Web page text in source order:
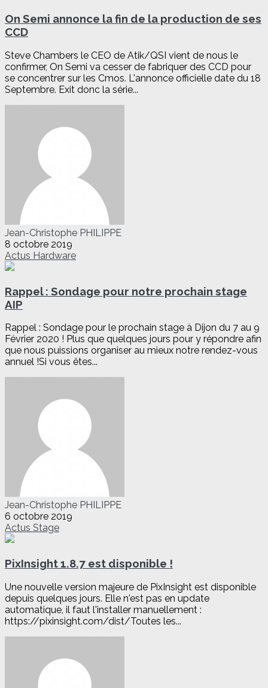
On Semi annonce la fin de la production de ses
CCD
Steve Chambers le CEO de Atik/QSI vient de nous le
confirmer, On Semi va cesser de fabriquer des CCD pour
se concentrer sur les Cmos. L'annonce officielle date du 18
Septembre. Exit donc la série...
Jean-Christophe PHILIPPE
8 octobre 2019
Actus Hardware
Rappel : Sondage pour notre prochain stage
AIP
Rappel : Sondage pour le prochain stage à Dijon du 7 au 9
Février 2020 ! Plus que quelques jours pour y répondre afin
que nous puissions organiser au mieux notre rendez-vous
annuel !Si vous êtes...
Jean-Christophe PHILIPPE
6 octobre 2019
Actus Stage
PixInsight 1.8.7 est disponible !
Une nouvelle version majeure de PixInsight est disponible
depuis quelques jours. Elle n'est pas en update
automatique, il faut l'installer manuellement :
https://pixinsight.com/dist/Toutes les...